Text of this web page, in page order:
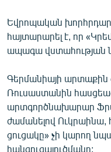
Եվրոպական
հայտարարել է, որ
ապագա վստահության
Գերմանիայի արտաքին
Ռուսաստանին
արտգործնախարար
ժամանելով Ուկրաինա,
ցուցակը» չի կարող
հանգուցալուծմանը: